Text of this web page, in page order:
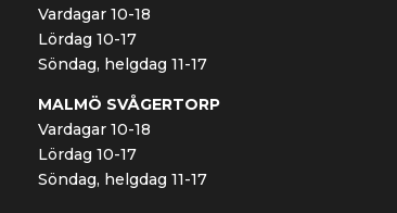
Vardagar 10-18
Lördag 10-17
Söndag, helgdag 11-17
MALMÖ SVÅGERTORP
Vardagar 10-18
Lördag 10-17
Söndag, helgdag 11-17